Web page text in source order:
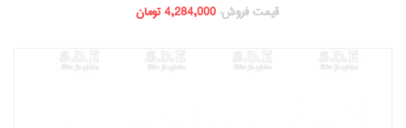
قیمت فروش: 4,284,000 تومان